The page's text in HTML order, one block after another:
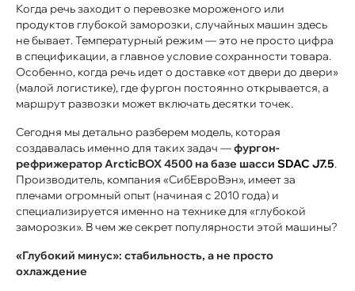
Когда речь заходит о перевозке мороженого или
продуктов глубокой заморозки, случайных машин здесь
не бывает. Температурный режим — это не просто цифра
в спецификации, а главное условие сохранности товара.
Особенно, когда речь идет о доставке «от двери до двери»
(малой логистике), где фургон постоянно открывается, а
маршрут развозки может включать десятки точек.
Сегодня мы детально разберем модель, которая
создавалась именно для таких задач —фургон-
рефрижератор ArcticBOX 4500 на базе шасси SDAC J7.5.
Производитель, компания «СибЕвроВэн», имеет за
плечами огромный опыт (начиная с 2010 года) и
специализируется именно на технике для «глубокой
заморозки». В чем же секрет популярности этой машины?
«Глубокий минус»: стабильность, а не просто
охлаждение